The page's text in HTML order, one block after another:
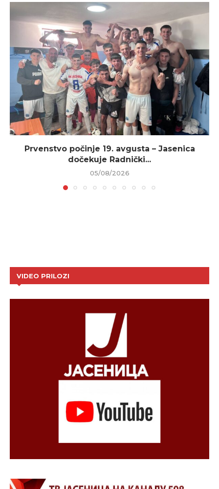
Prvenstvo počinje 19. avgusta – Jasenica
dočekuje Radnički...
05/08/2026
VIDEO PRILOZI